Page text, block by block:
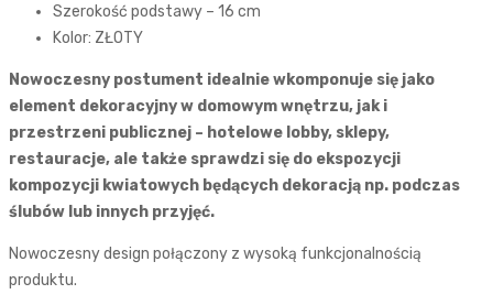
Szerokość podstawy – 16 cm
Kolor: ZŁOTY
Nowoczesny postument idealnie wkomponuje się jako
element dekoracyjny w domowym wnętrzu, jak i
przestrzeni publicznej – hotelowe lobby, sklepy,
restauracje, ale także sprawdzi się do ekspozycji
kompozycji kwiatowych będących dekoracją np. podczas
ślubów lub innych przyjęć.
Nowoczesny design połączony z wysoką funkcjonalnością
produktu.